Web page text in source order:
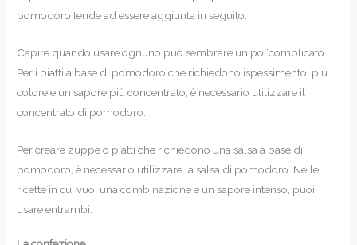
pomodoro tende ad essere aggiunta in seguito.
Capire quando usare ognuno può sembrare un po ‘complicato.
Per i piatti a base di pomodoro che richiedono ispessimento, più
colore e un sapore più concentrato, è necessario utilizzare il
concentrato di pomodoro.
Per creare zuppe o piatti che richiedono una salsa a base di
pomodoro, è necessario utilizzare la salsa di pomodoro. Nelle
ricette in cui vuoi una combinazione e un sapore intenso, puoi
usare entrambi.